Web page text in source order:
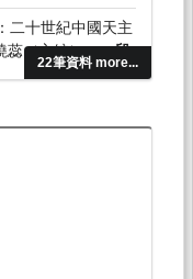
22筆資料 more...
二十世紀中國天主
蕊（主編），一段
產中國-樂勒脫修
：馬偕的疾病與
論文集
公司。（ISBN：